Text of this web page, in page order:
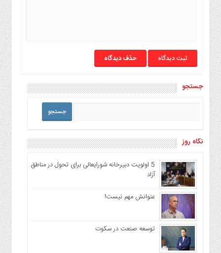
حذف دیدگاه
جستجو
نگاه روز
5 اولویت دبیرخانه شورایعالی برای تحول در مناطق
آزاد
عنوانش مهم نیست!
توسعه صنعت در سکوت